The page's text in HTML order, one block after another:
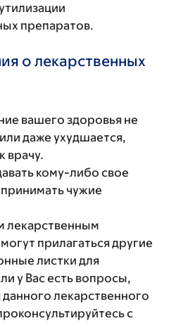
препаратов.
о лекарственных
вашего здоровья не
даже ухудшается,
врачу.
кому-либо свое
чужие
лекарственным
прилагаться другие
листки для
у Вас есть вопросы,
лекарственного
с